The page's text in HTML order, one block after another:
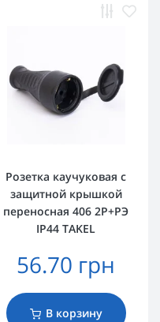
Розетка каучуковая с
защитной крышкой
переносная 406 2Р+РЭ
IP44 TAKEL
56.70 грн
В корзину